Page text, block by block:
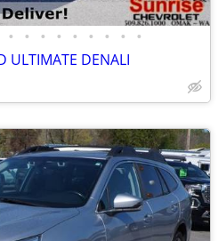
• • • • • • • • •
ULTIMATE DENALI